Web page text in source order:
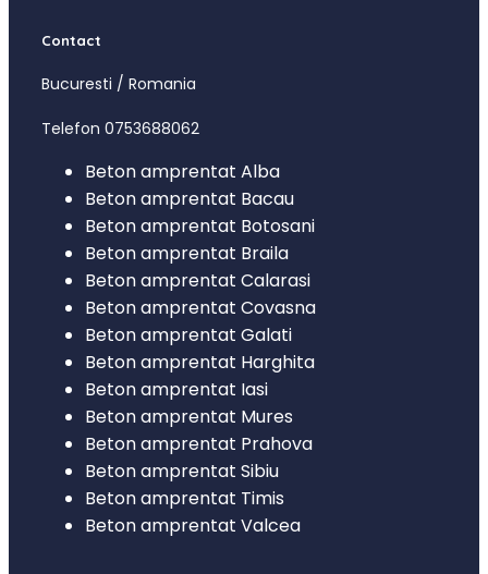
Contact
Bucuresti / Romania
Telefon 0753688062
Beton amprentat Alba
Beton amprentat Bacau
Beton amprentat Botosani
Beton amprentat Braila
Beton amprentat Calarasi
Beton amprentat Covasna
Beton amprentat Galati
Beton amprentat Harghita
Beton amprentat Iasi
Beton amprentat Mures
Beton amprentat Prahova
Beton amprentat Sibiu
Beton amprentat Timis
Beton amprentat Valcea